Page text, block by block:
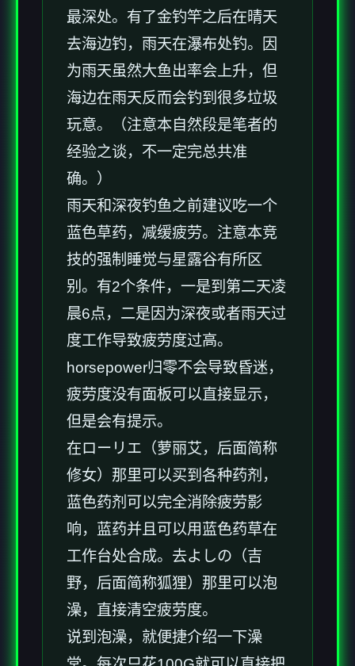
最深处。有了金钓竿之后在晴天
去海边钓，雨天在瀑布处钓。因
为雨天虽然大鱼出率会上升，但
海边在雨天反而会钓到很多垃圾
玩意。（注意本自然段是笔者的
经验之谈，不一定完总共准
确。）
雨天和深夜钓鱼之前建议吃一个
蓝色草药，减缓疲劳。注意本竞
技的强制睡觉与星露谷有所区
别。有2个条件，一是到第二天凌
晨6点，二是因为深夜或者雨天过
度工作导致疲劳度过高。
horsepower归零不会导致昏迷，
疲劳度没有面板可以直接显示，
但是会有提示。
在ローリエ（萝丽艾，后面简称
修女）那里可以买到各种药剂，
蓝色药剂可以完全消除疲劳影
响，蓝药并且可以用蓝色药草在
工作台处合成。去よしの（吉
野，后面简称狐狸）那里可以泡
澡，直接清空疲劳度。
说到泡澡，就便捷介绍一下澡